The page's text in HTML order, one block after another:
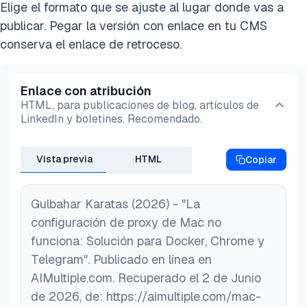
No necesitas usar proxy mientras te conectas a
estos dispositivos en tu red local. No necesitas
ajustar la configuración de omisión
conexiones locales fallen o se vuelvan lentas ya
que se enrutan a través del proxy.
incluido el nombre de host, el número de puerto y
las credenciales de autenticación (como una
contraseña y un nombre de usuario).
Elige el formato que se ajuste al lugar donde vas a
publicar. Pegar la versión con enlace en tu CMS
conserva el enlace de retroceso.
Enlace con atribución
HTML, para publicaciones de blog, artículos de
LinkedIn y boletines. Recomendado.
Vista previa HTML Copiar
Gulbahar Karatas (2026) - "La
configuración de proxy de Mac no
funciona: Solución para Docker, Chrome y
Telegram". Publicado en línea en
AIMultiple.com. Recuperado el 2 de Junio
de 2026, de: https://aimultiple.com/mac-